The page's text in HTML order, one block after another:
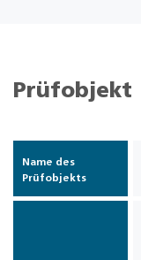
Prüfobjekt
Name des
Prüfobjekts